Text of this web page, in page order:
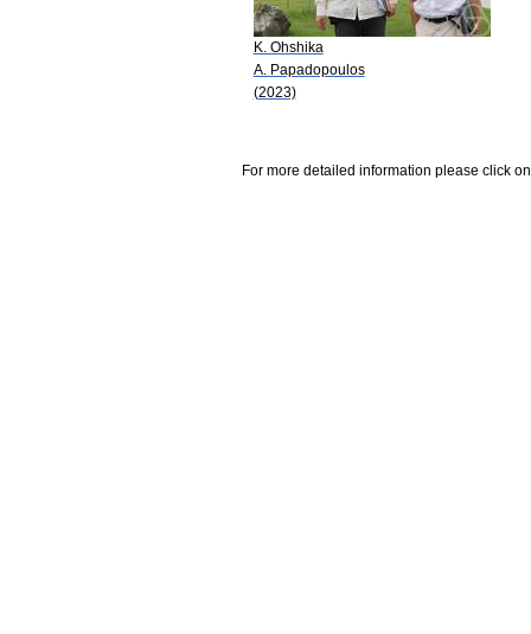
K. Ohshika
A. Papadopoulos
(2023)
For more detailed information please click